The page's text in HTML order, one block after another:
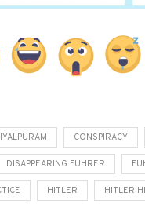
CONSPIRACY
DISAPPEARING FUHRER
HITLER HITLER